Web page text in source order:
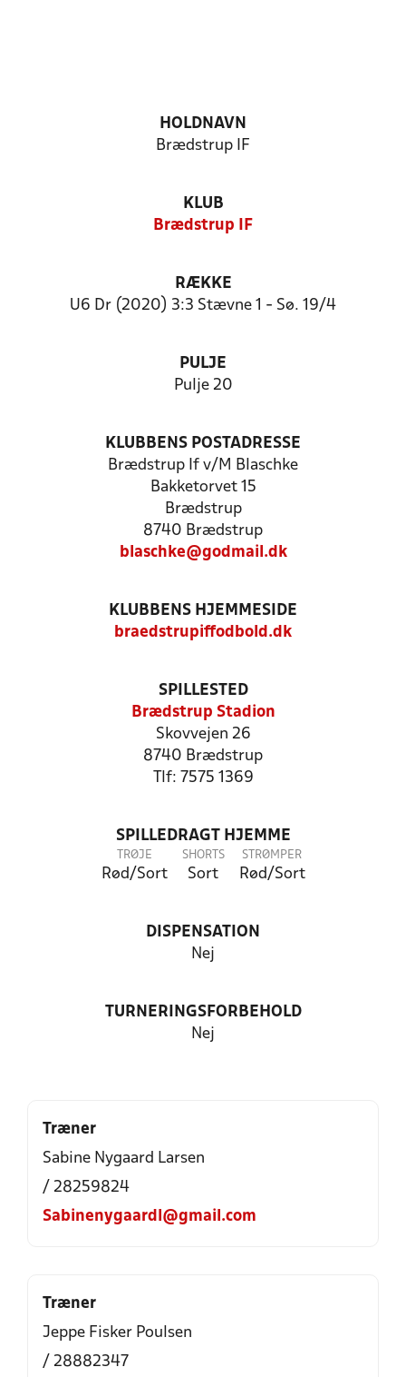
HOLDNAVN
Brædstrup IF
KLUB
Brædstrup IF
RÆKKE
U6 Dr (2020) 3:3 Stævne 1 - Sø. 19/4
PULJE
Pulje 20
KLUBBENS POSTADRESSE
Brædstrup If v/M Blaschke
Bakketorvet 15
Brædstrup
8740 Brædstrup
blaschke@godmail.dk
KLUBBENS HJEMMESIDE
braedstrupiffodbold.dk
SPILLESTED
Brædstrup Stadion
Skovvejen 26
8740 Brædstrup
Tlf: 7575 1369
SPILLEDRAGT HJEMME
TRØJE
Rød/Sort
SHORTS
Sort
STRØMPER
Rød/Sort
DISPENSATION
Nej
TURNERINGSFORBEHOLD
Nej
Træner
Sabine Nygaard Larsen
/ 28259824
Sabinenygaardl@gmail.com
Træner
Jeppe Fisker Poulsen
/ 28882347